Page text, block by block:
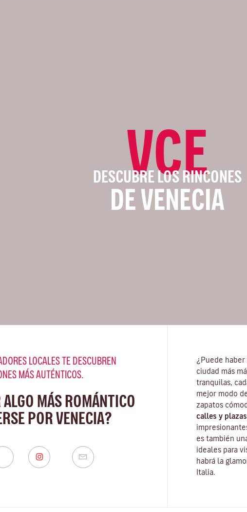
VCE
DESCUBRE LOS RINCONES
DE VENECIA
LOCALES TE DESCUBREN
MÁS AUTÉNTICOS.
MÁS ROMÁNTICO
POR VENECIA?
¿Puede
ciudad más
tranquilas,
mejor modo
zapatos
calles y plazas
es también
ideales para
habrá la
Italia.